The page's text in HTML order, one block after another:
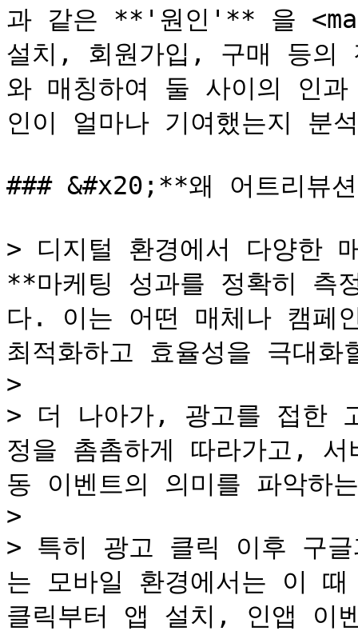
과 같은 **'원인'** 을
설치, 회원가입, 구매 등
와 매칭하여 둘 사이의 인
인이 얼마나 기여했는지 분
### &#x20;**왜 어트리뷰
> 디지털 환경에서 다양한
**마케팅 성과를 정확히 측
다. 이는 어떤 매체나 캠페
최적화하고 효율성을 극대
>
> 더 나아가, 광고를 접한
정을 촘촘하게 따라가고,
동 이벤트의 의미를 파악하
>
> 특히 광고 클릭 이후 구
는 모바일 환경에서는 이
클릭부터 앱 설치, 인앱 이